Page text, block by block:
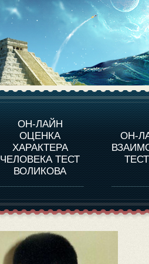
ОН-ЛАЙН
ОЦЕНКА
ХАРАКТЕРА
ЧЕЛОВЕКА ТЕСТ
ВОЛИКОВА
ОН-
О ПРОГРАММЕ
ОЦЕНКА ХАРАКТЕРA
ЧЕЛОВЕКА
ОЦЕНКА ХАРАКТЕРА
ВЫДАЮЩИХСЯ
ЛИЧНОСТЕЙ